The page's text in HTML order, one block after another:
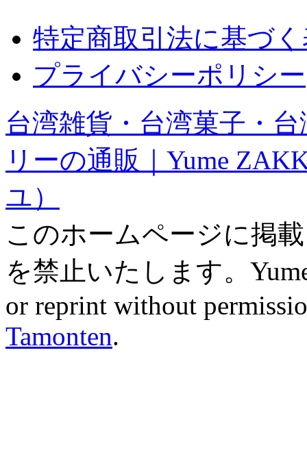
特定商取引法に基づ
プライバシーポリシー
台湾雑貨・台湾菓子・
リーの通販｜Yume
ユ）
このホームページに掲
を禁止いたします。
or reprint without
Tamonten.